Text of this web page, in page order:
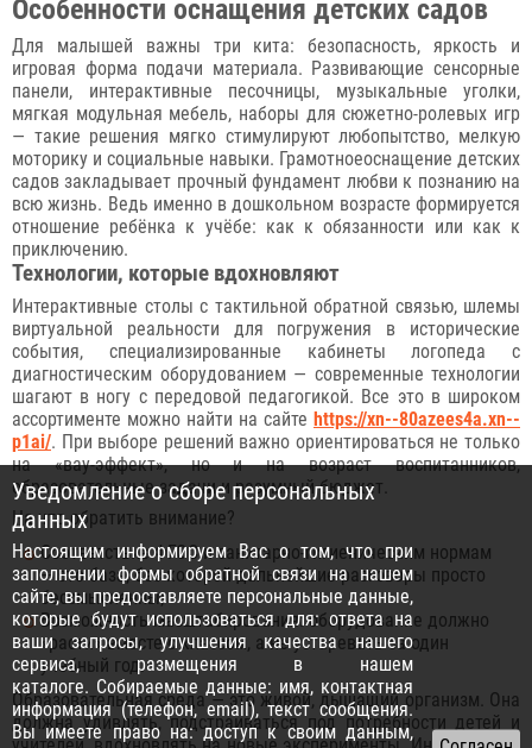
Особенности оснащения детских садов
Для малышей важны три кита: безопасность, яркость и
игровая форма подачи материала. Развивающие сенсорные
панели, интерактивные песочницы, музыкальные уголки,
мягкая модульная мебель, наборы для сюжетно-ролевых игр
— такие решения мягко стимулируют любопытство, мелкую
моторику и социальные навыки. Грамотноеоснащение детских
садов закладывает прочный фундамент любви к познанию на
всю жизнь. Ведь именно в дошкольном возрасте формируется
отношение ребёнка к учёбе: как к обязанности или как к
приключению.
Технологии, которые вдохновляют
Интерактивные столы с тактильной обратной связью, шлемы
виртуальной реальности для погружения в исторические
события, специализированные кабинеты логопеда с
диагностическим оборудованием — современные технологии
шагают в ногу с передовой педагогикой. Все это в широком
ассортименте можно найти на сайте https://xn--80azees4a.xn--
p1ai/. При выборе решений важно ориентироваться не только
на «вау-эффект», но и на возраст воспитанников,
образовательные задачи и разумный бюджет.
На что обратить внимание?
Соответствие ФГОС и санитарно-гигиеническим нормам
— это база, без которой дальнейшие разговоры просто
бессмысленны;
Возможность масштабирования: оборудование должно
«расти» вместе с классом, а не устаревать за один
учебный год.
Образовательная среда — это живой, дышащий организм. Она
должна удивлять, подстраиваться под потребности детей и
Уведомление о сборе персональных
данных
Настоящим информируем Вас о том, что при
заполнении формы обратной связи на нашем
сайте, вы предоставляете персональные данные,
которые будут использоваться для: ответа на
ваши запросы, улучшения качества нашего
сервиса, размещения в нашем
каталоге. Собираемые данные: имя, контактная
информация (телефон, email), текст сообщения.
Вы имеете право на: доступ к своим данным,